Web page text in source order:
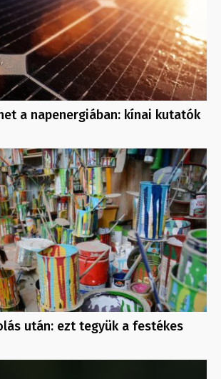
a napenergiában: kínai kutatók
után: ezt tegyük a festékes